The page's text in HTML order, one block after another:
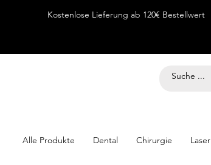
Kostenlose Lieferung ab 120€ Bestellwert
Alle Produkte Dental Chirurgie Laser